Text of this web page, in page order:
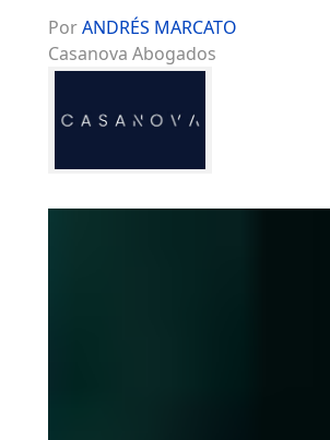
PorANDRÉS MARCATO
Casanova Abogados